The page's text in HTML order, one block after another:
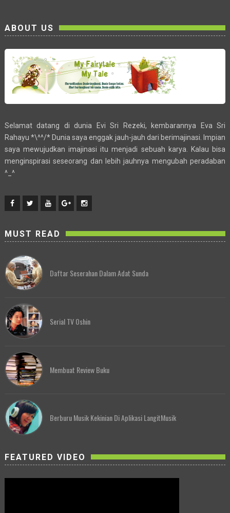
ABOUT US
Selamat datang di dunia Evi Sri Rezeki, kembarannya Eva Sri
Rahayu *\^^/* Dunia saya enggak jauh-jauh dari berimajinasi. Impian
saya mewujudkan imajinasi itu menjadi sebuah karya. Kalau bisa
menginspirasi seseorang dan lebih jauhnya mengubah peradaban
^_^
MUST READ
Daftar Seserahan Dalam Adat Sunda
Serial TV Oshin
Membuat Review Buku
Berburu Musik Kekinian Di Aplikasi LangitMusik
FEATURED VIDEO